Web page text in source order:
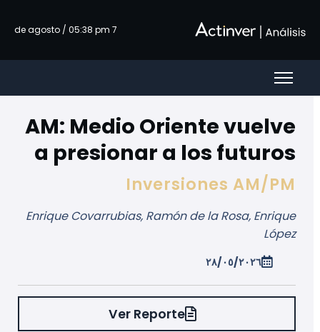
7 de agosto / 05:38 pm
AM: Medio Oriente vuelve
a presionar a los futuros
Inversiones AM/PM
Enrique Covarrubias, Ramón de la Rosa, Enrique
López
٢٨/٠٥/٢٠٢٦
Ver Reporte